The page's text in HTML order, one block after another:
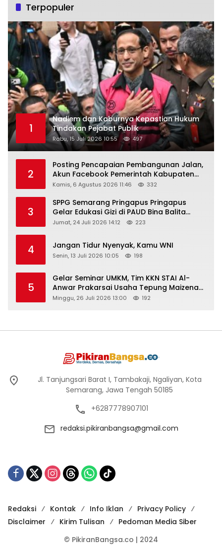
Terpopuler
1
Nadiem dan Kaburnya Kepastian Hukum
Tindakan Pejabat Publik
Rabu, 15 Juli 2026 10:55 497
2
Posting Pencapaian Pembangunan Jalan,
Akun Facebook Pemerintah Kabupaten
Rembang “Dirujak” Warganet
Kamis, 6 Agustus 2026 11:46 332
3
SPPG Semarang Pringapus Pringapus
Gelar Edukasi Gizi di PAUD Bina Balita
Peringati Hari Anak Nasional 2026
Jumat, 24 Juli 2026 14:12 223
4 Jangan Tidur Nyenyak, Kamu WNI
Senin, 13 Juli 2026 10:05 198
5
Gelar Seminar UMKM, Tim KKN STAI Al-
Anwar Prakarsai Usaha Tepung Maizena
di Logung
Minggu, 26 Juli 2026 13:00 192
Jl. Tanjungsari Barat I, Tambakaji, Ngaliyan, Kota
Semarang, Jawa Tengah 50185
+6287778907101
redaksi.pikiranbangsa@gmail.com
Redaksi Kontak Info Iklan
Privacy Policy
Disclaimer
Kirim Tulisan
Pedoman Media Siber
© PikiranBangsa.co | 2024